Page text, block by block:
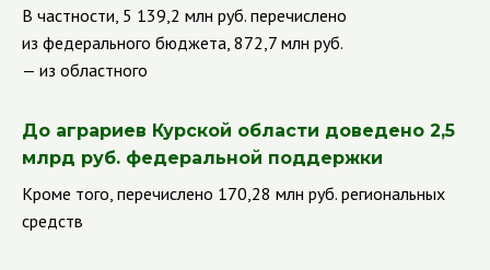
В частности, 5 139,2 млн руб. перечислено
из федерального бюджета, 872,7 млн руб.
— из областного
До аграриев Курской области доведено 2,5
млрд руб. федеральной поддержки
Кроме того, перечислено 170,28 млн руб. региональных
средств